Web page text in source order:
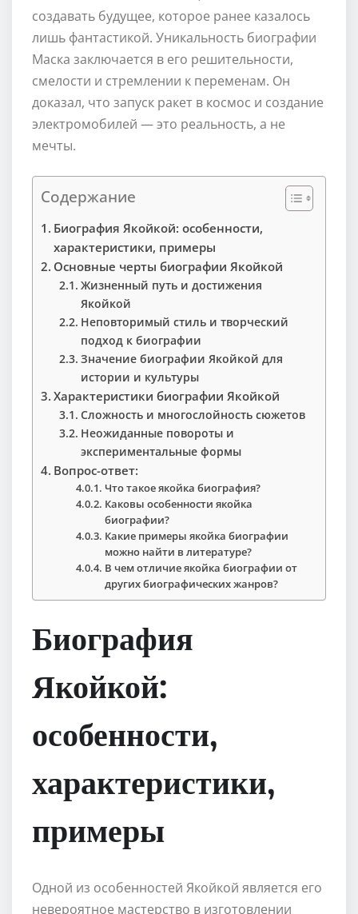
создавать будущее, которое ранее казалось
лишь фантастикой. Уникальность биографии
Маска заключается в его решительности,
смелости и стремлении к переменам. Он
доказал, что запуск ракет в космос и создание
электромобилей — это реальность, а не
мечты.
Содержание
Биография Якойкой: особенности,
характеристики, примеры
Основные черты биографии Якойкой
Жизненный путь и достижения
Якойкой
Неповторимый стиль и творческий
подход к биографии
Значение биографии Якойкой для
истории и культуры
Характеристики биографии Якойкой
Сложность и многослойность сюжетов
Неожиданные повороты и
экспериментальные формы
Вопрос-ответ:
Что такое якойка биография?
Каковы особенности якойка
биографии?
Какие примеры якойка биографии
можно найти в литературе?
В чем отличие якойка биографии от
других биографических жанров?
Биография
Якойкой:
особенности,
характеристики,
примеры
Одной из особенностей Якойкой является его
невероятное мастерство в изготовлении